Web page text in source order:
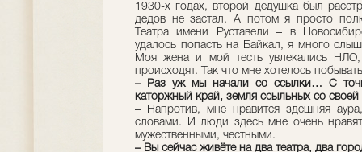
1930-х годах, второй дедушка был
дедов не застал. А потом я просто
Театра имени Руставели – в
удалось попасть на Байкал, я много
Моя жена и мой тесть увлекались НЛО,
происходят. Так что мне хотелось
– Раз уж мы начали со ссылки… С
каторжный край, земля ссыльных со
– Напротив, мне нравится здешняя
словами. И люди здесь мне очень
мужественными, честными.
– Вы сейчас живёте на два театра, два